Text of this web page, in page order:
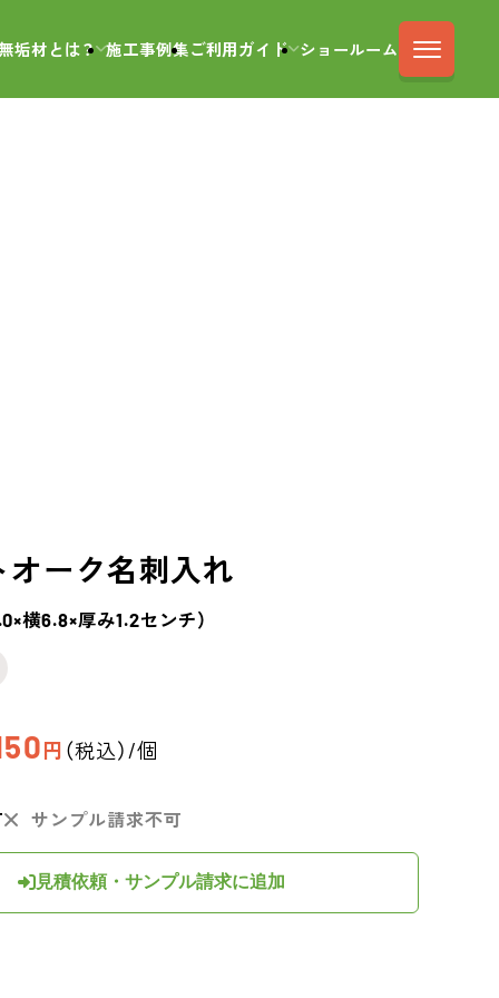
垢材とは？ 施工事例集 ご利用ガイド ショールーム
オーク名刺入れ
横6.8×厚み1.2センチ）
円 （税込）/個
サンプル請求不可
見積依頼・サンプル請求に追加